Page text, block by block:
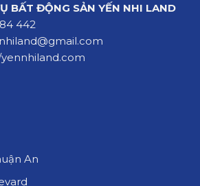
BẤT ĐỘNG SẢN YẾN NHI LAND
442
An